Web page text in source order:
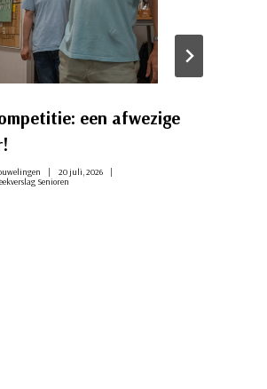
een afwezige
20 juli, 2026
Senioren